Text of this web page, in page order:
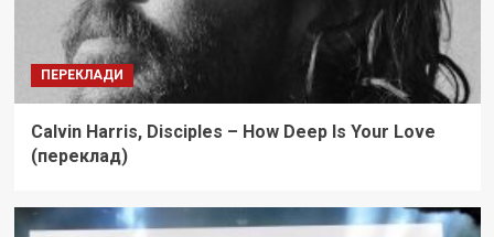
ПЕРЕКЛАДИ
Calvin Harris, Disciples – How Deep Is Your Love
(переклад)